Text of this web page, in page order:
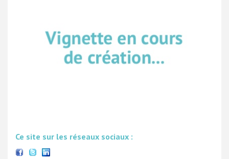
Ce site sur les réseaux sociaux :